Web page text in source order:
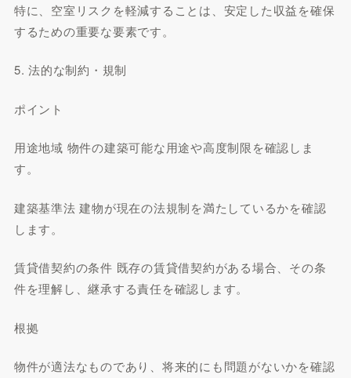
特に、空室リスクを軽減することは、安定した収益を確保
するための重要な要素です。
5. 法的な制約・規制
ポイント
用途地域 物件の建築可能な用途や高度制限を確認しま
す。
建築基準法 建物が現在の法規制を満たしているかを確認
します。
賃貸借契約の条件 既存の賃貸借契約がある場合、その条
件を理解し、継承する責任を確認します。
根拠
物件が適法なものであり、将来的にも問題がないかを確認